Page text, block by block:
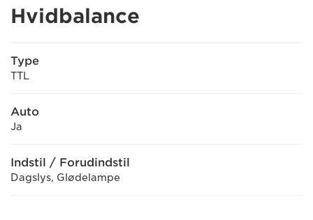
Hvidbalance
Type
TTL
Auto
Ja
Indstil / Forudindstil
Dagslys, Glødelampe